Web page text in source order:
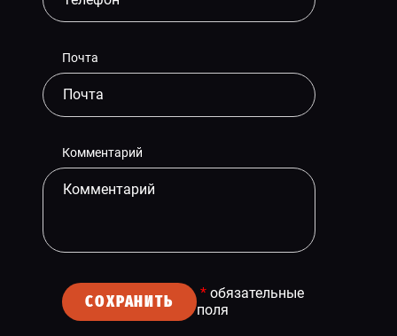
Почта
Комментарий
СОХРАНИТЬ * обязательные
поля